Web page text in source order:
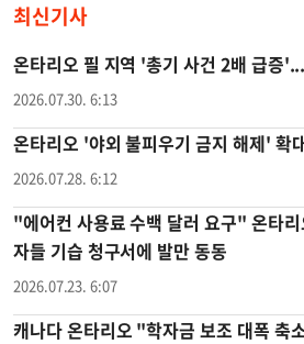
최신기사
온타리오 필 지역 '총기 사건 2배 급증'...
2026.07.30. 6:13
온타리오 '야외 불피우기 금지 해제' 확
2026.07.28. 6:12
"에어컨 사용료 수백 달러 요구" 온타리
자들 기습 청구서에 발만 동동
2026.07.23. 6:07
캐나다 온타리오 "학자금 보조 대폭 축